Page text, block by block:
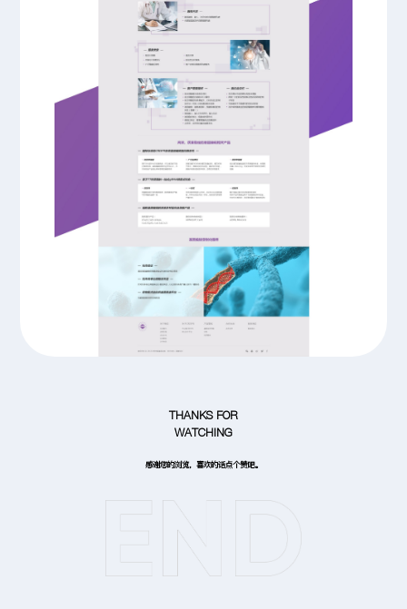
THANKS FOR
WATCHING
感谢您的浏览，喜欢的话点个赞吧。